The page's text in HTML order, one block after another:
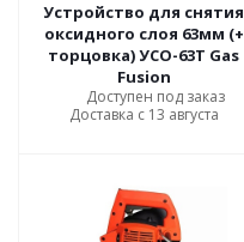
Устройство для снятия
оксидного слоя 63мм (+
торцовка) УСО-63Т Gas
Fusion
Доступен под заказ
Доставка с 13 августа